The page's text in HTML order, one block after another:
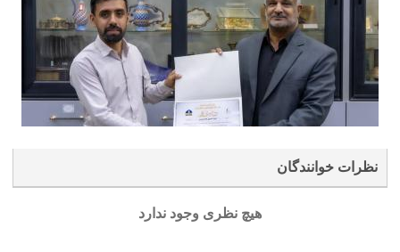
نظرات خوانندگان
هیچ نظری وجود ندارد